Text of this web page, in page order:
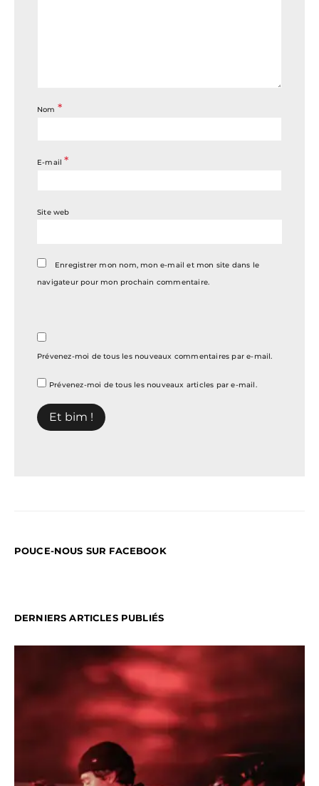
Nom *
E-mail*
Site web
Enregistrer mon nom, mon e-mail et mon site dans le
navigateur pour mon prochain commentaire.
Prévenez-moi de tous les nouveaux commentaires par e-mail.
Prévenez-moi de tous les nouveaux articles par e-mail.
POUCE-NOUS SUR FACEBOOK
DERNIERS ARTICLES PUBLIÉS